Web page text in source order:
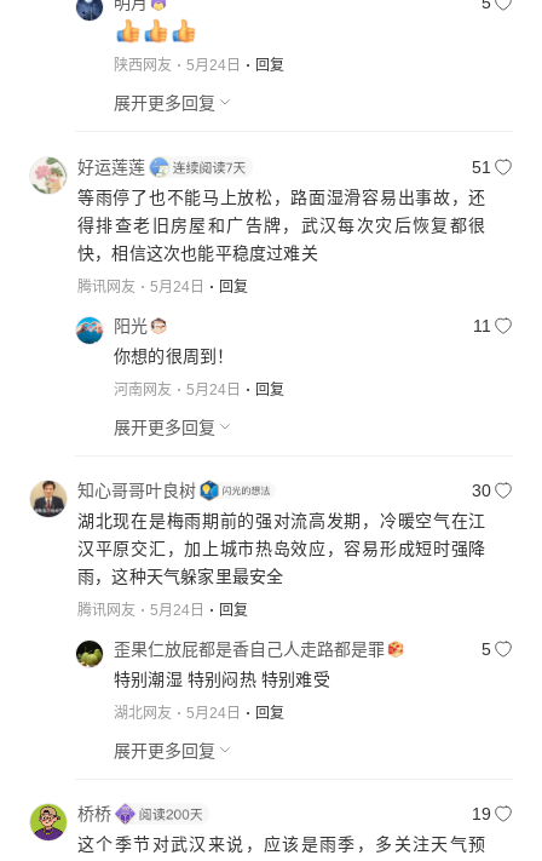
陕西网友 5月24日 回复
展开更多回复
好运莲莲
51
等雨停了也不能马上放松，路面湿滑容易出事故，还
得排查老旧房屋和广告牌，武汉每次灾后恢复都很
快，相信这次也能平稳度过难关
腾讯网友 5月24日 回复
阳光
11
你想的很周到！
河南网友 5月24日 回复
展开更多回复
知心哥哥叶良树
30
湖北现在是梅雨期前的强对流高发期，冷暖空气在江
汉平原交汇，加上城市热岛效应，容易形成短时强降
雨，这种天气躲家里最安全
腾讯网友 5月24日 回复
歪果仁放屁都是香自己人走路都是罪
5
特别潮湿 特别闷热 特别难受
湖北网友 5月24日 回复
展开更多回复
桥桥
19
这个季节对武汉来说，应该是雨季，多关注天气预